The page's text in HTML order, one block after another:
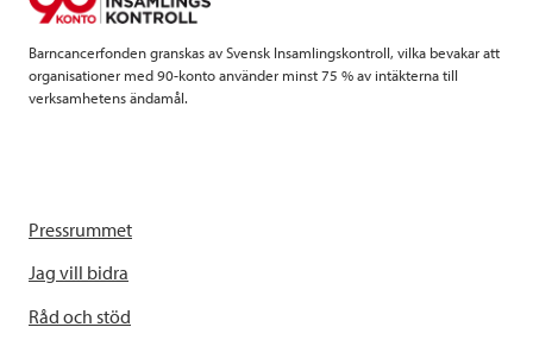
k
Barncancerfonden granskas av Svensk Insamlingskontroll, vilka bevakar att
organisationer med 90-konto använder minst 75 % av intäkterna till
verksamhetens ändamål.
Pressrummet
Jag vill bidra
Råd och stöd